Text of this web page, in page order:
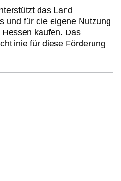
das Land
und für die eigene Nutzung
kaufen. Das
für diese Förderung